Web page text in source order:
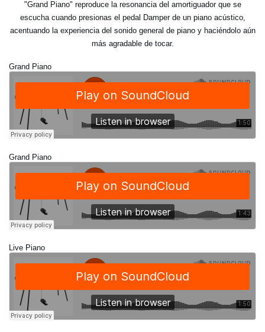
"Grand Piano" reproduce la resonancia del amortiguador que se
escucha cuando presionas el pedal Damper de un piano acústico,
acentuando la experiencia del sonido general de piano y haciéndolo aún
más agradable de tocar.
Grand Piano
Grand Piano
Live Piano